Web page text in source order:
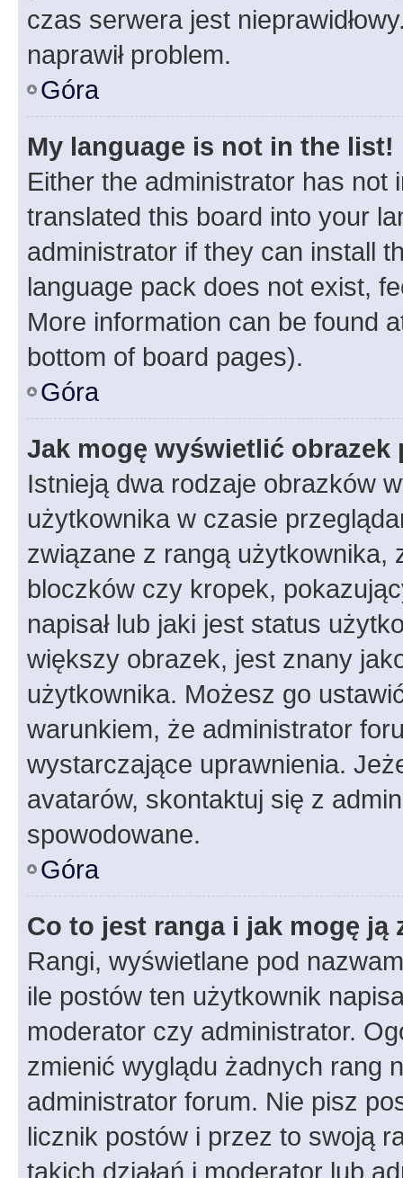
czas serwera jest
naprawił problem.
Góra
My language is not in the list!
Either the administrator has not
translated this board into your
administrator if they can install
language pack does not exist,
More information can be found
bottom of board pages).
Góra
Jak mogę wyświetlić
Istnieją dwa rodzaje obrazków
użytkownika w czasie
związane z rangą użytkownika,
bloczków czy kropek,
napisał lub jaki jest status
większy obrazek, jest znany
użytkownika. Możesz go
warunkiem, że administrator
wystarczające uprawnienia.
avatarów, skontaktuj się z
spowodowane.
Góra
Co to jest ranga i jak mogę ją
Rangi, wyświetlane pod
ile postów ten użytkownik
moderator czy administrator.
zmienić wyglądu żadnych rang
administrator forum. Nie pisz
licznik postów i przez to swoją
takich działań i moderator lub